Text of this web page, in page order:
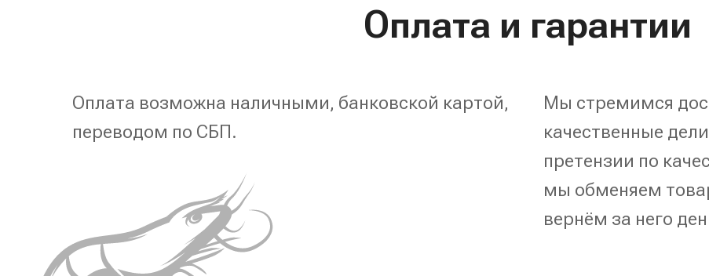
Оплата и гарантии
Оплата возможна наличными, банковской картой,
переводом по СБП.
Мы стремимся
качественные
претензии по
мы обменяем
вернём за него